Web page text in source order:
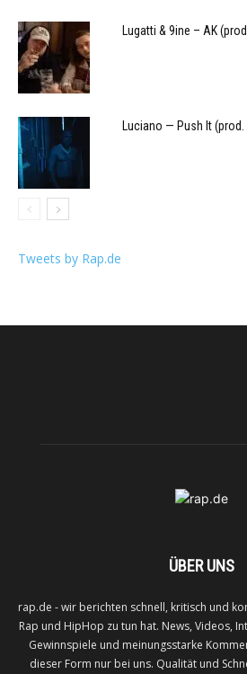
Lugatti & 9ine – AK
Luciano — Push It
Tweets by Rap.de
ÜBER UNS
rap.de - wir berichten schnell, kritisch und
Rap und HipHop zu tun hat. News, Videos,
Gewinnspiele und meinungsstarke
dieser Form nur bei uns. Qualität und